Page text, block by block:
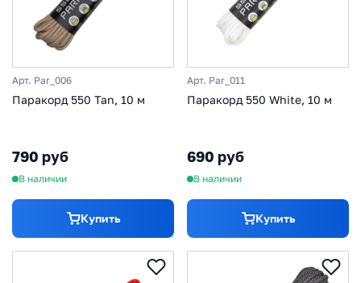
Арт. Par_006
Паракорд 550 Tan, 10 м
790 руб
В наличии
Купить
Арт. Par_011
Паракорд 550 White, 10 м
690 руб
В наличии
Купить